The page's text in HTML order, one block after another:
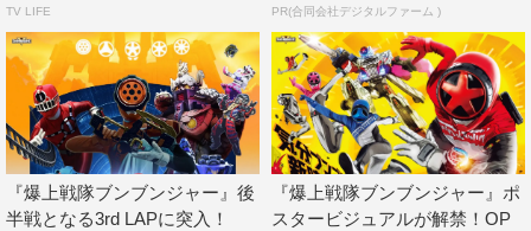
TV LIFE PR(合同会社デジタルファーム )
『爆上戦隊ブンブンジャー』後
半戦となる3rd LAPに突入！
『爆上戦隊ブンブンジャー』ポ
スタービジュアルが解禁！OP